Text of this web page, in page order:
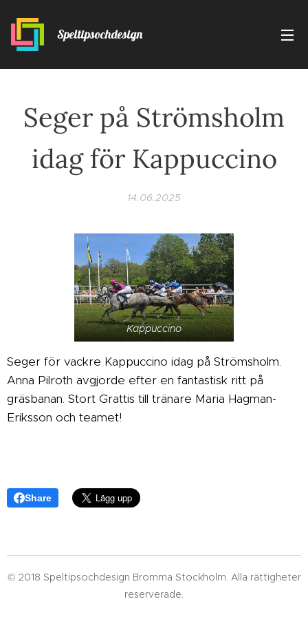
Speltipsochdesign
Seger på Strömsholm
idag för Kappuccino
14.06.2025
Kappuccino
Seger för vackre Kappuccino idag på Strömsholm.
Anna Pilroth avgjorde efter en fantastisk ritt på
gräsbanan. Stort Grattis till tränare Maria Hagman-
Eriksson och teamet!
Share
© 2018 Speltipsochdesign Bromma Stockholm. Alla rättigheter
reserverade.